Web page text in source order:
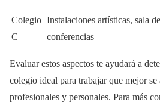
Colegio
C
Instalaciones artísticas, sala de
conferencias
Evaluar estos aspectos te ayudará a
colegio ideal para trabajar que mejor se
profesionales y personales. Para más